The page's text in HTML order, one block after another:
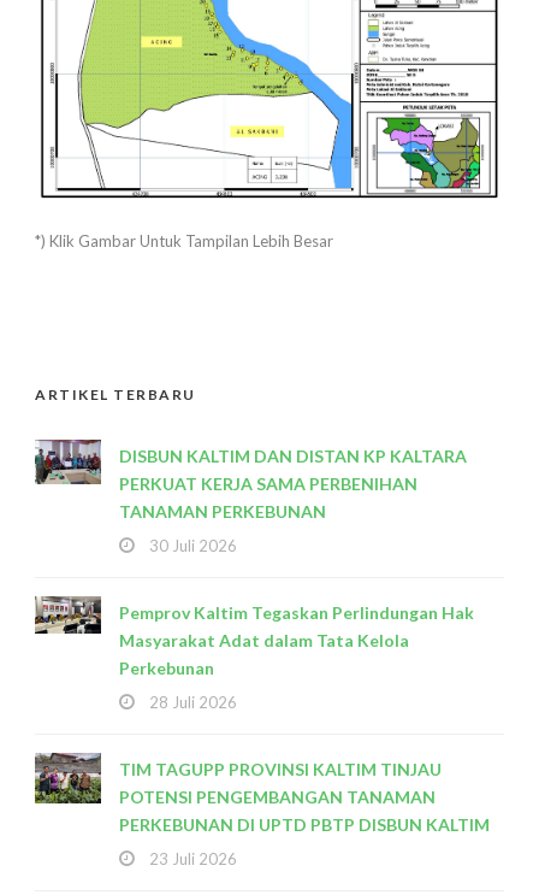
*) Klik Gambar Untuk Tampilan Lebih Besar
ARTIKEL TERBARU
DISBUN KALTIM DAN DISTAN KP KALTARA
PERKUAT KERJA SAMA PERBENIHAN
TANAMAN PERKEBUNAN
30 Juli 2026
Pemprov Kaltim Tegaskan Perlindungan Hak
Masyarakat Adat dalam Tata Kelola
Perkebunan
28 Juli 2026
TIM TAGUPP PROVINSI KALTIM TINJAU
POTENSI PENGEMBANGAN TANAMAN
PERKEBUNAN DI UPTD PBTP DISBUN KALTIM
23 Juli 2026